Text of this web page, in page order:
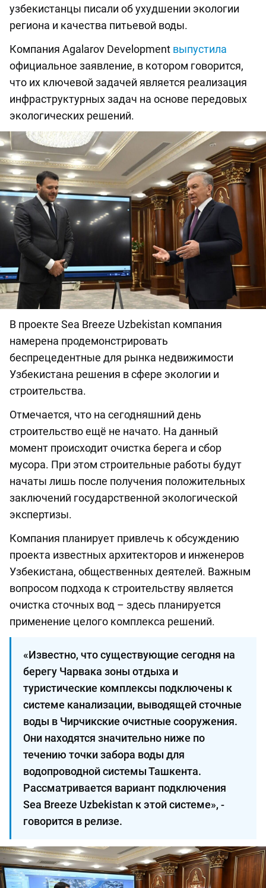
узбекистанцы писали об ухудшении экологии
региона и качества питьевой воды.
Компания Agalarov Development выпустила
официальное заявление, в котором говорится,
что их ключевой задачей является реализация
инфраструктурных задач на основе передовых
экологических решений.
В проекте Sea Breeze Uzbekistan компания
намерена продемонстрировать
беспрецедентные для рынка недвижимости
Узбекистана решения в сфере экологии и
строительства.
Отмечается, что на сегодняшний день
строительство ещё не начато. На данный
момент происходит очистка берега и сбор
мусора. При этом строительные работы будут
начаты лишь после получения положительных
заключений государственной экологической
экспертизы.
Компания планирует привлечь к обсуждению
проекта известных архитекторов и инженеров
Узбекистана, общественных деятелей. Важным
вопросом подхода к строительству является
очистка сточных вод – здесь планируется
применение целого комплекса решений.
«Известно, что существующие сегодня на
берегу Чарвака зоны отдыха и
туристические комплексы подключены к
системе канализации, выводящей сточные
воды в Чирчикские очистные сооружения.
Они находятся значительно ниже по
течению точки забора воды для
водопроводной системы Ташкента.
Рассматривается вариант подключения
Sea Breeze Uzbekistan к этой системе», -
говорится в релизе.